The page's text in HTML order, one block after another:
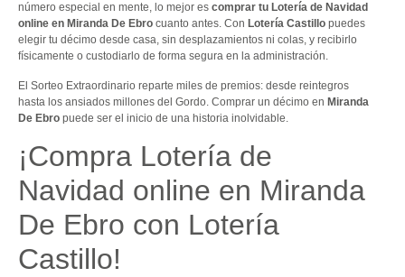
número especial en mente, lo mejor es comprar tu Lotería de Navidad
online en Miranda De Ebro cuanto antes. Con Lotería Castillo puedes
elegir tu décimo desde casa, sin desplazamientos ni colas, y recibirlo
físicamente o custodiarlo de forma segura en la administración.
El Sorteo Extraordinario reparte miles de premios: desde reintegros
hasta los ansiados millones del Gordo. Comprar un décimo en Miranda
De Ebro puede ser el inicio de una historia inolvidable.
¡Compra Lotería de
Navidad online en Miranda
De Ebro con Lotería
Castillo!